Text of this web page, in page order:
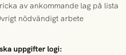
av ankommande lag på lista
nödvändigt arbete
uppgifter logi: